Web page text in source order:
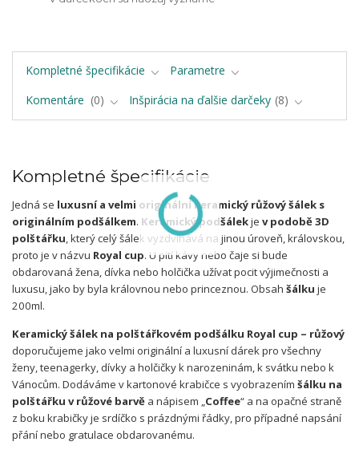
Kompletné špecifikácie
Parametre
Komentáre
0 Inšpirácia na ďalšie darčeky 8
Kompletné špecifikácie
Jedná se luxusní a velmi originální keramický růžový šálek s
originálním podšálkem. Keramický podšálekje v podobě 3D
polštářku, který celý šálek vyzdvihává na jinou úroveň, královskou,
proto je v názvu Royal cup. U pití kávy nebo čaje si bude
obdarovaná žena, dívka nebo holčička užívat pocit výjimečnosti a
luxusu, jako by byla královnou nebo princeznou. Obsah šálku je
200ml.
Keramický šálek na polštářkovém podšálku Royal cup – růžový
doporučujeme jako velmi originální a luxusní dárek pro všechny
ženy, teenagerky, dívky a holčičky k narozeninám, k svátku nebo k
Vánocům. Dodáváme v kartonové krabičce s vyobrazením šálku na
polštářku v růžové barvě a nápisem „Coffee“ a na opačné straně
z boku krabičky je srdíčko s prázdnými řádky, pro případné napsání
přání nebo gratulace obdarovanému.